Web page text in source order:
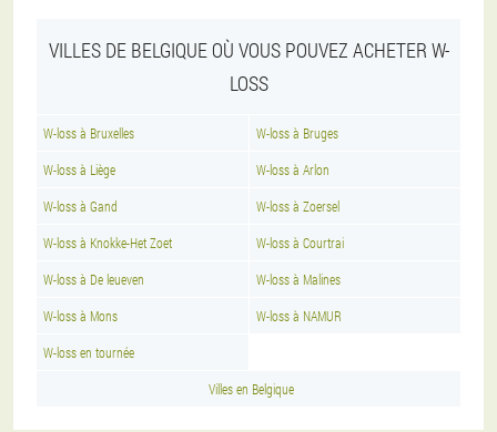
VILLES DE BELGIQUE OÙ VOUS POUVEZ ACHETER W-
LOSS
W-loss à Bruxelles W-loss à Bruges
W-loss à Liège W-loss à Arlon
W-loss à Gand W-loss à Zoersel
W-loss à Knokke-Het Zoet W-loss à Courtrai
W-loss à De leueven W-loss à Malines
W-loss à Mons W-loss à NAMUR
W-loss en tournée
Villes en Belgique